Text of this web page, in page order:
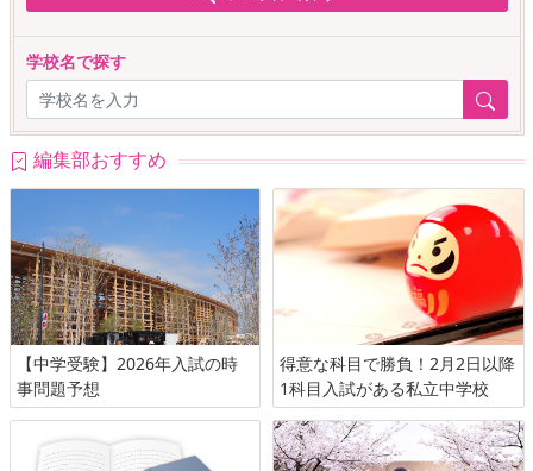
学校名で探す
編集部おすすめ
【中学受験】2026年入試の時
事問題予想
得意な科目で勝負！2月2日以降
1科目入試がある私立中学校